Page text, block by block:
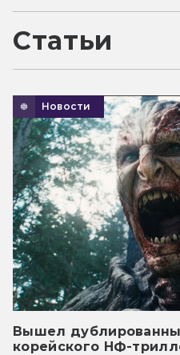
Статьи
Новости
Вышел
корейского НФ-